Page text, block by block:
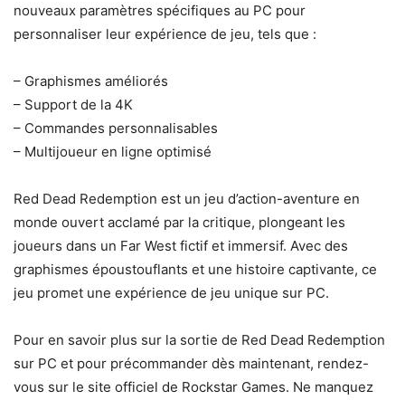
nouveaux paramètres spécifiques au PC pour
personnaliser leur expérience de jeu, tels que :
– Graphismes améliorés
– Support de la 4K
– Commandes personnalisables
– Multijoueur en ligne optimisé
Red Dead Redemption est un jeu d’action-aventure en
monde ouvert acclamé par la critique, plongeant les
joueurs dans un Far West fictif et immersif. Avec des
graphismes époustouflants et une histoire captivante, ce
jeu promet une expérience de jeu unique sur PC.
Pour en savoir plus sur la sortie de Red Dead Redemption
sur PC et pour précommander dès maintenant, rendez-
vous sur le site officiel de Rockstar Games. Ne manquez